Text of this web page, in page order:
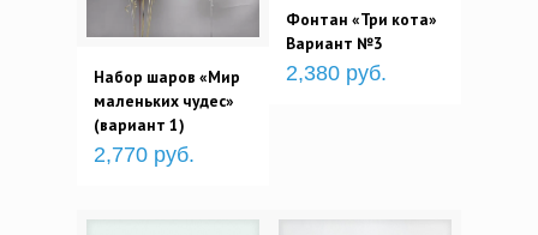
Набор шаров «Мир
маленьких чудес»
(вариант 1)
2,770 руб.
Фонтан «Три кота»
Вариант №3
2,380 руб.